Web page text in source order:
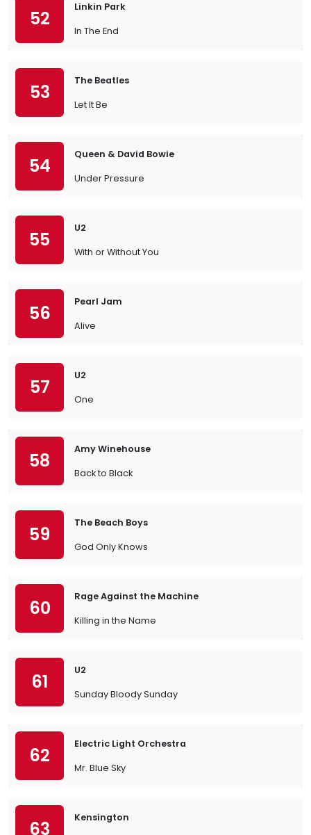
52
Linkin Park
In The End
53
The Beatles
Let It Be
54
Queen & David Bowie
Under Pressure
55
U2
With or Without You
56
Pearl Jam
Alive
57
U2
One
58
Amy Winehouse
Back to Black
59
The Beach Boys
God Only Knows
60
Rage Against the Machine
Killing in the Name
61
U2
Sunday Bloody Sunday
62
Electric Light Orchestra
Mr. Blue Sky
63
Kensington